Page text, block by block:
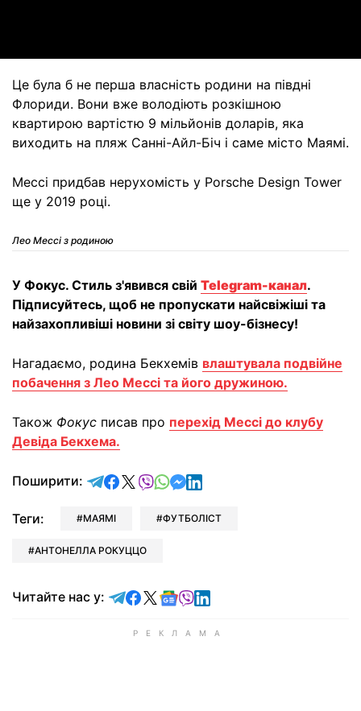
Це була б не перша власність родини на півдні
Флориди. Вони вже володіють розкішною
квартирою вартістю 9 мільйонів доларів, яка
виходить на пляж Санні-Айл-Біч і саме місто Маямі.
Мессі придбав нерухомість у Porsche Design Tower
ще у 2019 році.
Лео Мессі з родиною
У Фокус. Стиль з'явився свій Telegram-канал.
Підписуйтесь, щоб не пропускати найсвіжіші та
найзахопливіші новини зі світу шоу-бізнесу!
Нагадаємо, родина Бекхемів влаштувала подвійне
побачення з Лео Мессі та його дружиною.
Також Фокус писав про перехід Мессі до клубу
Девіда Бекхема.
Поширити: відправити у Telegram
поділитись у Facebook
поділитись у X
відправити у Viber
відправити у Whatsapp
відправити у Messenger
відправити у LinkedIn
Теги: МАЯМІ ФУТБОЛІСТ
АНТОНЕЛЛА РОКУЦЦО
Читайте нас у: Читайте у Telegram
Читайте у Facebook
Читайте у X
Читайте у Google news
Читайте у Viber
Читайте у LinkedIn